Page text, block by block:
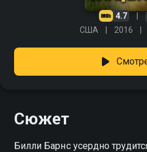
4.7
США 2016
Сюжет
Билли Барнс усердно